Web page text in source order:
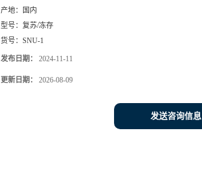
产地：
国内
型号： 复苏/冻存
货号： SNU-1
发布日期： 2024-11-11
更新日期： 2026-08-09
发送咨询信息